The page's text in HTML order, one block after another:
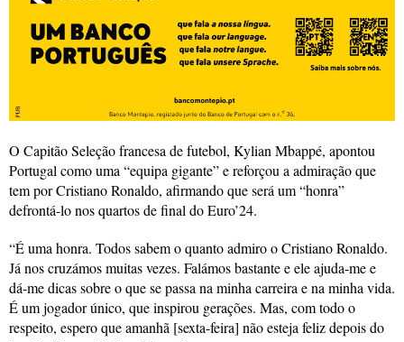
O Capitão Seleção francesa de futebol, Kylian Mbappé, apontou
Portugal como uma “equipa gigante” e reforçou a admiração que
tem por Cristiano Ronaldo, afirmando que será um “honra”
defrontá-lo nos quartos de final do Euro’24.
“É uma honra. Todos sabem o quanto admiro o Cristiano Ronaldo.
Já nos cruzámos muitas vezes. Falámos bastante e ele ajuda-me e
dá-me dicas sobre o que se passa na minha carreira e na minha vida.
É um jogador único, que inspirou gerações. Mas, com todo o
respeito, espero que amanhã [sexta-feira] não esteja feliz depois do